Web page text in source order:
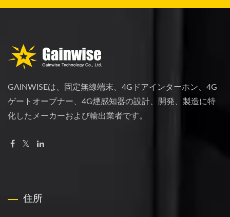
GAINWISEは、固定無線端末、4Gドアインターホン、4G
ゲートオープナー、4G煙感知器の設計、開発、製造に特
化したメーカーおよび輸出業者です。
住所